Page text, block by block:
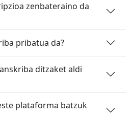
zenbateraino da
pribatua da?
ditzaket aldi
plataforma batzuk